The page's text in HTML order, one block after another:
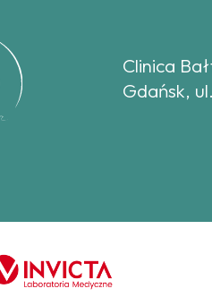
Clinica
Gdańsk,